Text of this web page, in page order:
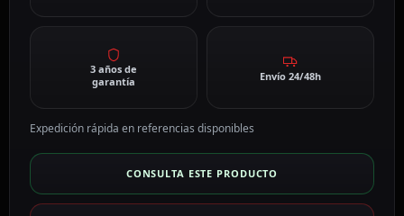
3 años de
garantía
Envío 24/48h
Expedición rápida en referencias disponibles
CONSULTA ESTE PRODUCTO